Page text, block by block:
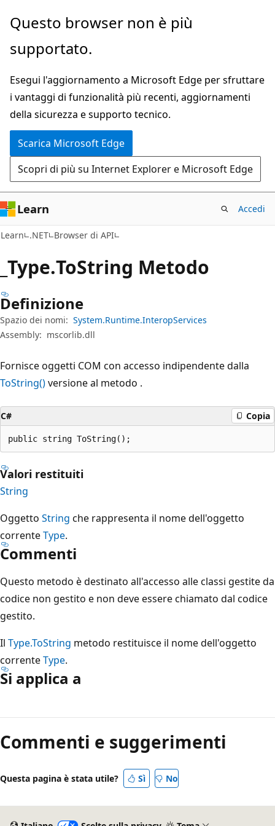
Ignora
passa
contenuto
principale
Passare
allo
spostamento
pagina
Questo browser non è più
supportato.
Esegui l'aggiornamento a Microsoft Edge per sfruttare
i vantaggi di funzionalità più recenti, aggiornamenti
della sicurezza e supporto tecnico.
Scarica Microsoft Edge
Scopri di più su Internet Explorer e Microsoft Edge
Learn Accedi
Learn .NET Browser di API
_Type.ToString Metodo
Definizione
Spazio dei nomi: System.Runtime.InteropServices
Assembly: mscorlib.dll
Fornisce oggetti COM con accesso indipendente dalla
ToString()versione al metodo .
C# Copia
public string ToString();
Valori restituiti
String
Oggetto String che rappresenta il nome dell'oggetto
correnteType.
Commenti
Questo metodo è destinato all'accesso alle classi gestite da
codice non gestito e non deve essere chiamato dal codice
gestito.
Il Type.ToString metodo restituisce il nome dell'oggetto
correnteType.
Si applica a
di
lettura
Commenti e suggerimenti
Questa pagina è stata utile? Sì No